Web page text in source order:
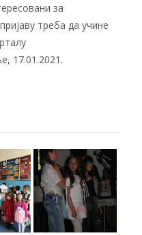
за
треба да учине
17.01.2021.